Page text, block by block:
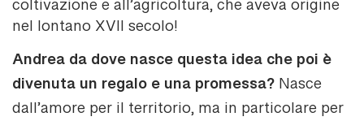
coltivazione e all’agricoltura, che aveva origine
nel lontano XVII secolo!
Andrea da dove nasce questa idea che poi è
divenuta un regalo e una promessa? Nasce
dall’amore per il territorio, ma in particolare per